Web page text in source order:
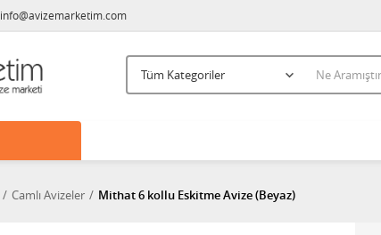
info@avizemarketim.com
Camlı Avizeler Mithat 6 kollu Eskitme Avize (Beyaz)